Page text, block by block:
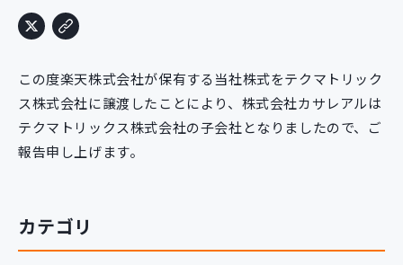
システム構築支援
研修サービス
定型コース 新入社員コース
カスタマイズコース 教材購入
この度楽天株式会社が保有する当社株式をテクマトリック
ス株式会社に譲渡したことにより、株式会社カサレアルは
テクマトリックス株式会社の子会社となりましたので、ご
報告申し上げます。
カテゴリ